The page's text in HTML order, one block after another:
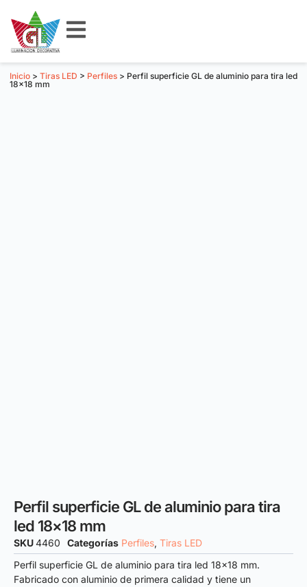
Inicio > Tiras LED > Perfiles > Perfil superficie GL de aluminio para tira led
18×18 mm
Perfil superficie GL de aluminio para tira
led 18×18 mm
SKU4460 Categorías Perfiles, Tiras LED
Perfil superficie GL de aluminio para tira led 18×18 mm.
Fabricado con aluminio de primera calidad y tiene un